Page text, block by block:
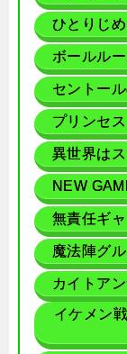
ひとりじ
ボールル
セントー
プリンセ
異世界は
NEW
無責任ギ
魔法陣グ
カイトア
イケメン